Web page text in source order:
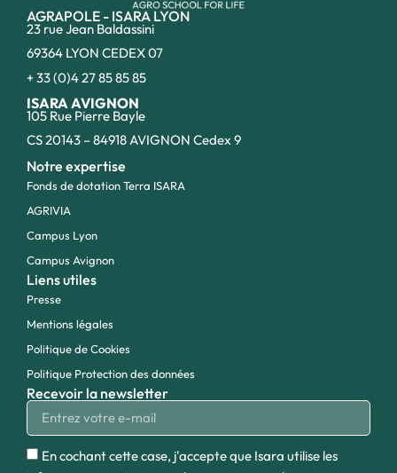
AGRAPOLE - ISARA LYON
23 rue Jean Baldassini
69364 LYON CEDEX 07
+ 33 (0)4 27 85 85 85
ISARA AVIGNON
105 Rue Pierre Bayle
CS 20143 – 84918 AVIGNON Cedex 9
Notre expertise
Fonds de dotation Terra ISARA
AGRIVIA
Campus Lyon
Campus Avignon
Liens utiles
Presse
Mentions légales
Politique de Cookies
Politique Protection des données
Recevoir la newsletter
En cochant cette case, j'accepte que Isara utilise les